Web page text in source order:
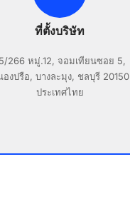
ที่ตั้งบริษัท
266 หมู่.12, จอมเทียนซอย 5,
งปรือ, บางละมุง, ชลบุรี 20150
ประเทศไทย